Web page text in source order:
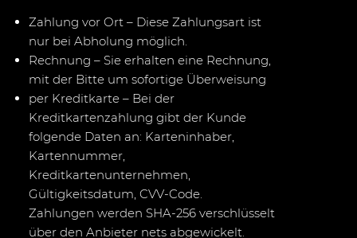
Zahlung vor Ort – Diese Zahlungsart ist
nur bei Abholung möglich.
Rechnung – Sie erhalten eine Rechnung,
mit der Bitte um sofortige Überweisung
per Kreditkarte – Bei der
Kreditkartenzahlung gibt der Kunde
folgende Daten an: Karteninhaber,
Kartennummer,
Kreditkartenunternehmen,
Gültigkeitsdatum, CVV-Code.
Zahlungen werden SHA-256 verschlüsselt
über den Anbieter nets abgewickelt.